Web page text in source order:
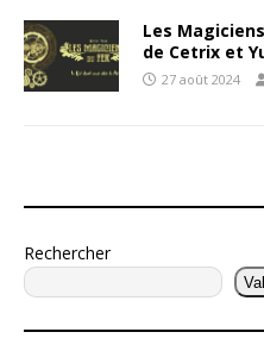
Les
de Cetrix et
27 août 2024
Rechercher